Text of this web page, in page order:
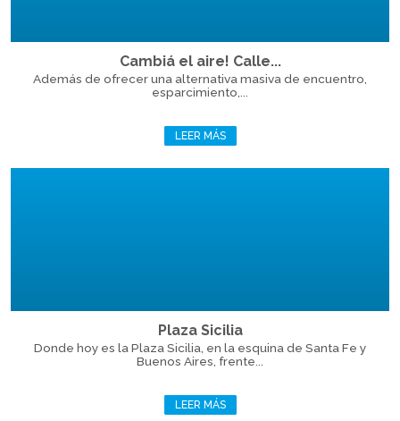
Cambiá el aire! Calle...
Además de ofrecer una alternativa masiva de encuentro,
esparcimiento,...
LEER MÁS
Plaza Sicilia
Donde hoy es la Plaza Sicilia, en la esquina de Santa Fe y
Buenos Aires, frente...
LEER MÁS